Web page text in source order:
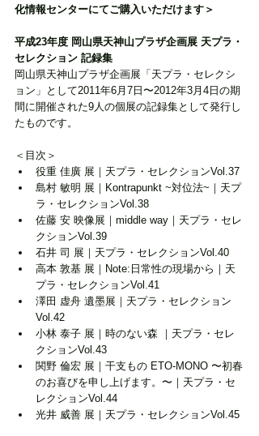
化情報センターにてご購入いただけます＞
平成23年度 岡山県天神山プラザ企画展 天プラ・
セレクション 記録集
岡山県天神山プラザ企画展「天プラ・セレクシ
ョン」として2011年6月7日〜2012年3月4日の期
間に開催された9人の個展の記録集として発行し
たものです。
＜目次＞
役重 佳廣 展｜天プラ・セレクションVol.37
島村 敏明 展｜Kontrapunkt ~対位法~｜天プ
ラ・セレクションVol.38
佐藤 安 映像展｜middle way｜天プラ・セレ
クションVol.39
石井 司 展｜天プラ・セレクションVol.40
高本 敦基 展｜Note:日常性の現場から｜天
プラ・セレクションVol.41
澤田 虚舟 遺墨展｜天プラ・セレクション
Vol.42
小林 泰子 展｜時のない森 ｜天プラ・セレ
クションVol.43
関野 倫宏 展｜干支もの ETO-MONO 〜初春
のお喜びを申し上げます。〜｜天プラ・セ
レクションVol.44
光井 威善 展｜天プラ・セレクションVol.45